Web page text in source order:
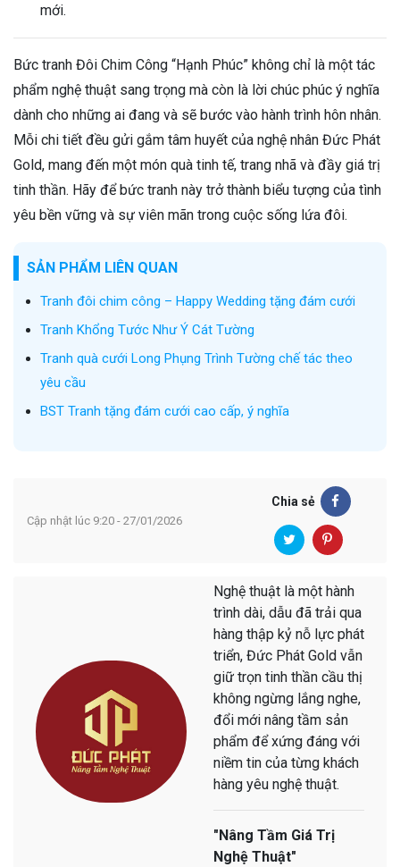
mới.
Bức tranh Đôi Chim Công “Hạnh Phúc” không chỉ là một tác
phẩm nghệ thuật sang trọng mà còn là lời chúc phúc ý nghĩa
dành cho những ai đang và sẽ bước vào hành trình hôn nhân.
Mỗi chi tiết đều gửi gắm tâm huyết của nghệ nhân Đức Phát
Gold, mang đến một món quà tinh tế, trang nhã và đầy giá trị
tinh thần. Hãy để bức tranh này trở thành biểu tượng của tình
yêu bền vững và sự viên mãn trong cuộc sống lứa đôi.
SẢN PHẨM LIÊN QUAN
Tranh đôi chim công – Happy Wedding tặng đám cưới
Tranh Khổng Tước Như Ý Cát Tường
Tranh quà cưới Long Phụng Trình Tường chế tác theo
yêu cầu
BST Tranh tặng đám cưới cao cấp, ý nghĩa
Cập nhật lúc 9:20 - 27/01/2026
Chia sẻ
Nghệ thuật là một hành
trình dài, dẫu đã trải qua
hàng thập kỷ nỗ lực phát
triển, Đức Phát Gold vẫn
giữ trọn tinh thần cầu thị
không ngừng lắng nghe,
đổi mới nâng tầm sản
phẩm để xứng đáng với
niềm tin của từng khách
hàng yêu nghệ thuật.
"Nâng Tầm Giá Trị
Nghệ Thuật"